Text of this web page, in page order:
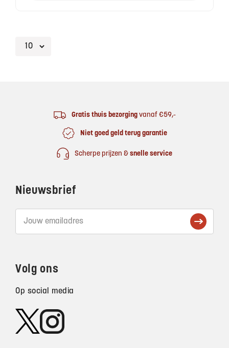
Gratis thuis bezorgingvanaf €59,-
Niet goed geld terug garantie
Scherpe prijzen & snelle service
Nieuwsbrief
Volg ons
Op social media